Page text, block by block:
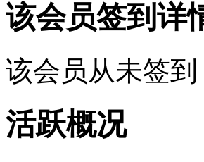
该会员签到详
该会员从未签到
活跃概况